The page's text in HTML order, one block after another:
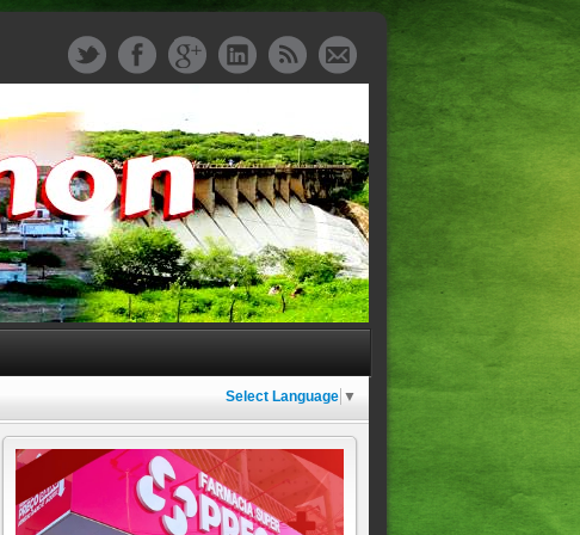
Select Language ▼